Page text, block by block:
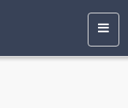
Mentions